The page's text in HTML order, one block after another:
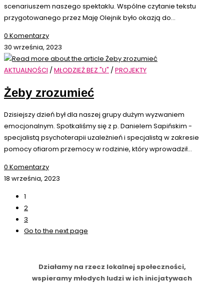
scenariuszem naszego spektaklu. Wspólne czytanie tekstu
przygotowanego przez Maję Olejnik było okazją do…
0 Komentarzy
30 września, 2023
AKTUALNOŚCI /MŁODZIEŻ BEZ "U" /PROJEKTY
Żeby zrozumieć
Dzisiejszy dzień był dla naszej grupy dużym wyzwaniem
emocjonalnym. Spotkaliśmy się z p. Danielem Sapińskim -
specjalistą psychoterapii uzależnień i specjalistą w zakresie
pomocy ofiarom przemocy w rodzinie, który wprowadził…
0 Komentarzy
18 września, 2023
1
2
3
Go to the next page
Działamy na rzecz lokalnej społeczności,
wspieramy młodych ludzi w ich inicjatywach